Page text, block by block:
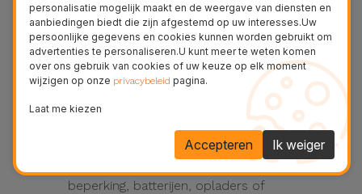
is geleverd of onjuist is geïnstalleerd;
Normale en natuurlijke slijtage van
producten, inclusief verbruiksartikelen,
onderdelen die periodieke vervanging
vereisen tijdens normaal gebruik van de
apparatuur of waarvan de levensduur
korter kan zijn dan de duur van de
beperkte garantie, inclusief, zonder enige
beperking, batterijen, opladers of
personalisatie mogelijk maakt en de weergave van diensten en
aanbiedingen biedt die zijn afgestemd op uw interesses.Uw
persoonlijke gegevens en cookies kunnen worden gebruikt om
advertenties te personaliseren.U kunt meer te weten komen
over ons gebruik van cookies of uw keuze op elk moment
wijzigen op onze privacybeleid pagina.
Laat me kiezen
Ik weiger
Accepteren